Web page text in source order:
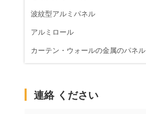
波紋型アルミパネル
アルミロール
カーテン・ウォールの金属のパネル
連絡 ください